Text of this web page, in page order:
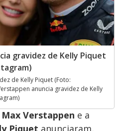
gravidez de Kelly Piquet
de Kelly Piquet (Foto:
anuncia gravidez de Kelly
Verstappen e a
Piquet anunciaram,